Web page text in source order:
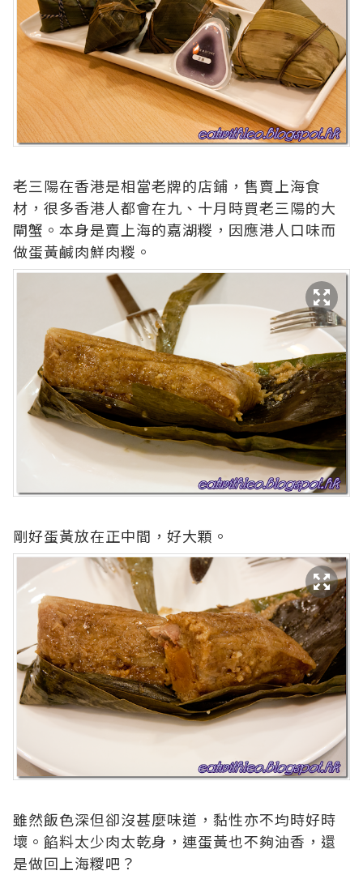
老三陽在香港是相當老牌的店鋪，售賣上海食
材，很多香港人都會在九、十月時買老三陽的大
閘蟹。本身是賣上海的嘉湖糉，因應港人口味而
做蛋黃鹹肉鮮肉糉。
剛好蛋黃放在正中間，好大顆。
雖然飯色深但卻沒甚麼味道，黏性亦不均時好時
壞。餡料太少肉太乾身，連蛋黃也不夠油香，還
是做回上海糉吧？